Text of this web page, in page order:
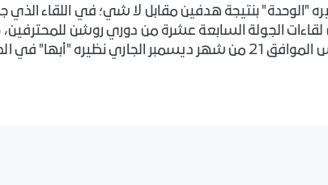
"الوحدة" بنتيجة هدفين مقابل لا شي؛ في اللقاء
لقاءات الجولة السابعة عشرة من دوري روشن
"أبها" في الدوري.